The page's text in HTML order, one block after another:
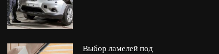
Выбор ламелей под